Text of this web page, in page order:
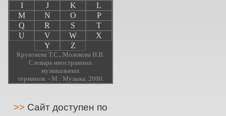
I
J K
L
M
N O
P
Q
R S
T
U
V W
X
Y
Z
Крунтяева Т.С., Молокова Н.В.
Словарь иностранных
музыкальных
терминов. - М.: Музыка, 2000.
>> Сайт доступен по